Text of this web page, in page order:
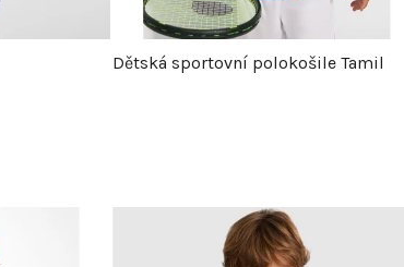
Dětská sportovní polokošile Tamil